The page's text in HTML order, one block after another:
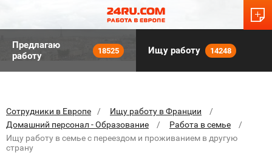
Предлагаю
работу
18525 Ищу работу 14248
Сотрудники в Европе
Ищу работу в Франции
Домашний персонал - Образование
Работа в семье
Ищу работу в семье с переездом и проживанием в другую
страну